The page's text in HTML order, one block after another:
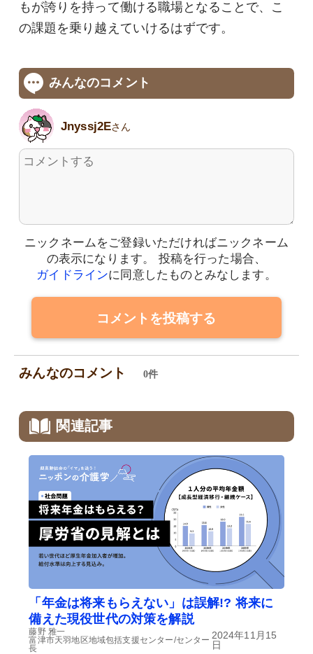
もが誇りを持って働ける職場となることで、こ
の課題を乗り越えていけるはずです。
みんなのコメント
Jnyssj2Eさん
ニックネームをご登録いただければニックネーム
の表示になります。
投稿を行った場合、
ガイドラインに同意したものとみなします。
コメントを投稿する
みんなのコメント 0件
関連記事
「年金は将来もらえない」は誤解!? 将来に
備えた現役世代の対策を解説
藤野 雅一
富津市天羽地区地域包括支援センター/センター
長
2024年11月15
日